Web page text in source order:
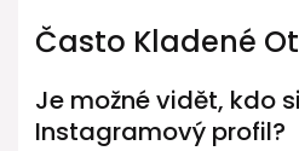
Často Kladené
Je možné vidět, kdo
Instagramový profil?